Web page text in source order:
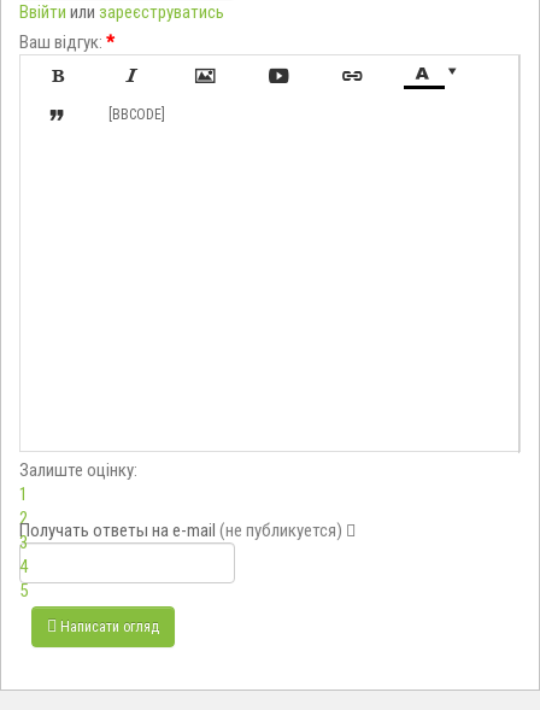
Ввійти или зареєструватись
Ваш відгук: *

     
 [BBCODE]
Залиште оцінку:
1
2
3
4
5
Получать ответы на e-mail (не публикуется)
Написати огляд